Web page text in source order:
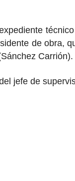
de obra,
jefe de